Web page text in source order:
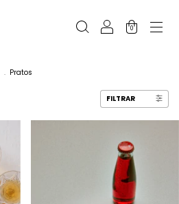
0
. Pratos
FILTRAR